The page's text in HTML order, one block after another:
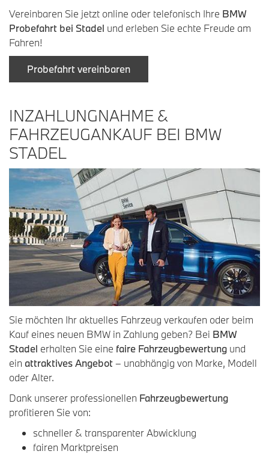
Vereinbaren Sie jetzt online oder telefonisch Ihre BMW
Probefahrt bei Stadel und erleben Sie echte Freude am
Fahren!
Probefahrt vereinbaren
INZAHLUNGNAHME &
FAHRZEUGANKAUF BEI BMW
STADEL
Sie möchten Ihr aktuelles Fahrzeug verkaufen oder beim
Kauf eines neuen BMW in Zahlung geben? Bei BMW
Stadel erhalten Sie eine faire Fahrzeugbewertung und
ein attraktives Angebot– unabhängig von Marke, Modell
oder Alter.
Dank unserer professionellen Fahrzeugbewertung
profitieren Sie von:
schneller & transparenter Abwicklung
fairen Marktpreisen